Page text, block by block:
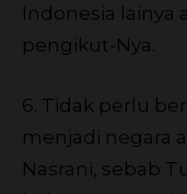
Indonesia lainya
pengikut-Nya.
6. Tidak perlu
menjadi negara
Nasrani, sebab